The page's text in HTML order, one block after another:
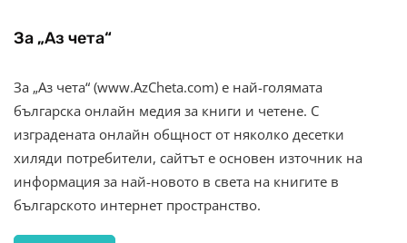
За „Аз чета“
За „Аз чета“ (www.AzCheta.com) е най-голямата
българска онлайн медия за книги и четене. С
изградената онлайн общност от няколко десетки
хиляди потребители, сайтът е основен източник на
информация за най-новото в света на книгите в
българското интернет пространство.